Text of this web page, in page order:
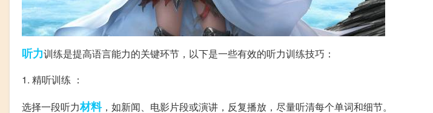
听力训练是提高语言能力的关键环节，以下是一些有效的听力训练技巧：
1. 精听训练 ：
选择一段听力材料，如新闻、电影片段或演讲，反复播放，尽量听清每个单词和细节。